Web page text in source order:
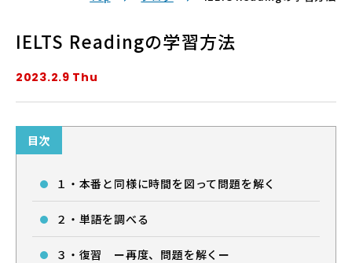
保護者の方へ
法人・教育機関の方へ
IELTS Readingの学習方法
2023.2.9 Thu
目次
１・本番と同様に時間を図って問題を解く
２・単語を調べる
３・復習 ー再度、問題を解くー